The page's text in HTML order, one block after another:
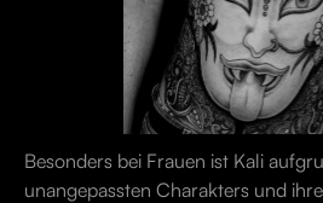
Besonders bei Frauen ist Kali
unangepassten Charakters und